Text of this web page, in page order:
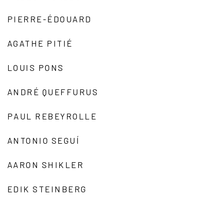
PIERRE-ÉDOUARD
AGATHE PITIÉ
LOUIS PONS
ANDRÉ QUEFFURUS
PAUL REBEYROLLE
ANTONIO SEGUÍ
AARON SHIKLER
EDIK STEINBERG